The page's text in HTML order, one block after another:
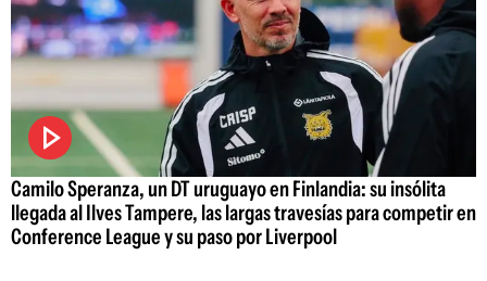
Camilo Speranza, un DT uruguayo en Finlandia: su insólita
llegada al Ilves Tampere, las largas travesías para competir en
Conference League y su paso por Liverpool